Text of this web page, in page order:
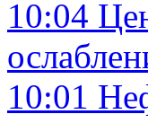
10:04
10:01